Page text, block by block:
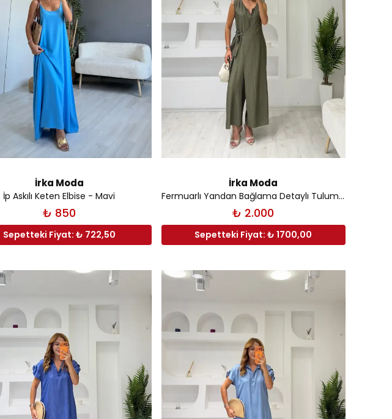
İrka Moda
İp Askılı Keten Elbise - Mavi
₺ 850
Sepetteki Fiyat: ₺ 722,50
İrka Moda
Fermuarlı Yandan Bağlama Detaylı Tulum - Haki
₺ 2.000
Sepetteki Fiyat: ₺ 1700,00